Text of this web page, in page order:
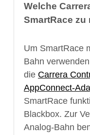
Welche
SmartRace zu
Um SmartRace
Bahn
die Carrera
AppConnect-
SmartRace
Blackbox. Zur
Analog-Bahn